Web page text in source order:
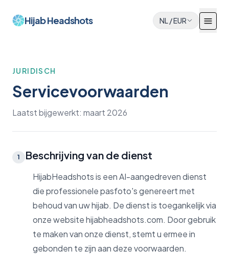
Hijab Headshots NL/EUR
JURIDISCH
Servicevoorwaarden
Laatst bijgewerkt: maart 2026
1 Beschrijving van de dienst
HijabHeadshots is een AI-aangedreven dienst
die professionele pasfoto's genereert met
behoud van uw hijab. De dienst is toegankelijk via
onze website hijabheadshots.com. Door gebruik
te maken van onze dienst, stemt u ermee in
gebonden te zijn aan deze voorwaarden.